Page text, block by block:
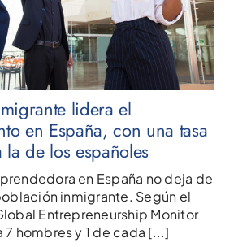
lidera el
en España, con una tasa
de los españoles
en España no deja de
inmigrante. Según el
Entrepreneurship Monitor
7 hombres y 1 de cada [...]